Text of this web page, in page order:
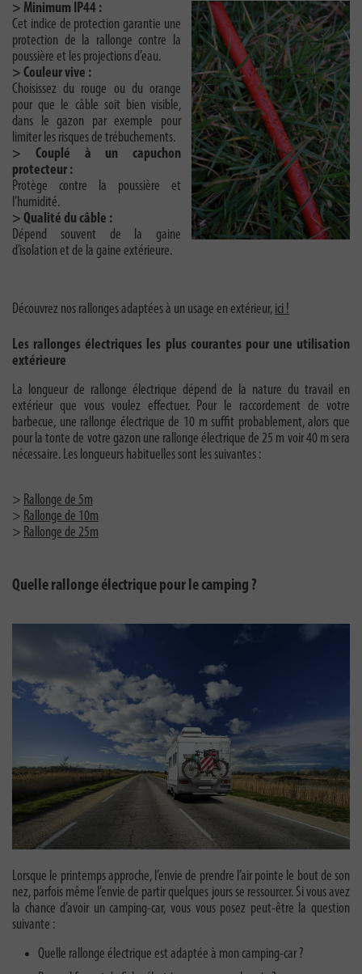
> Minimum IP44 :
Cet indice de protection garantie une
protection de la rallonge contre la
poussière et les projections d’eau.
> Couleur vive :
Choisissez du rouge ou du orange
pour que le câble soit bien visible,
dans le gazon par exemple pour
limiter les risques de trébuchements.
> Couplé à un capuchon
protecteur :
Protège contre la poussière et
l’humidité.
> Qualité du câble :
Dépend souvent de la gaine
d’isolation et de la gaine extérieure.
Découvrez nos rallonges adaptées à un usage en extérieur, ici !
Les rallonges électriques les plus courantes pour une utilisation
extérieure
La longueur de rallonge électrique dépend de la nature du travail en
extérieur que vous voulez effectuer. Pour le raccordement de votre
barbecue, une rallonge électrique de 10 m suffit probablement, alors que
pour la tonte de votre gazon une rallonge électrique de 25 m voir 40 m sera
nécessaire. Les longueurs habituelles sont les suivantes :
> Rallonge de 5m
> Rallonge de 10m
> Rallonge de 25m
Quelle rallonge électrique pour le camping ?
Lorsque le printemps approche, l’envie de prendre l’air pointe le bout de son
nez, parfois même l’envie de partir quelques jours se ressourcer. Si vous avez
la chance d’avoir un camping-car, vous vous posez peut-être la question
suivante :
Quelle rallonge électrique est adaptée à mon camping-car ?